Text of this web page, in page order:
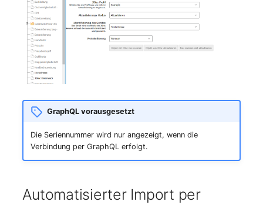
Zugewiesene Personen
(Organisation)
GraphQL vorausgesetzt
Die Seriennummer wird nur angezeigt, wenn die
Verbindung per GraphQL erfolgt.
Automatisierter Import per